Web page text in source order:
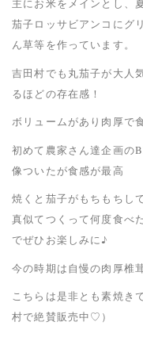
主にお米をメインとし、
茄子ロッサビアンコにグ
ん草等を作っています。
吉田村でも丸茄子が大人
るほどの存在感！
ボリュームがあり肉厚で
初めて農家さん達企画の
像ついたが食感が最高
焼くと茄子がもちもちし
真似てつくって何度食べ
でぜひお楽しみに♪
今の時期は自慢の肉厚椎
こちらは是非とも素焼き
村で絶賛販売中♡）